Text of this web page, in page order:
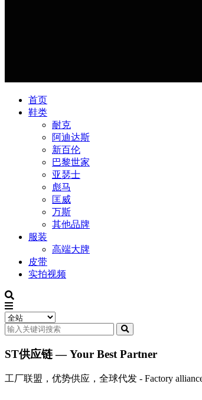
首页
鞋类
耐克
阿迪达斯
新百伦
巴黎世家
亚瑟士
彪马
匡威
万斯
其他品牌
服装
高端大牌
皮带
实拍视频
ST供应链 — Your Best Partner
工厂联盟，优势供应，全球代发 - Factory